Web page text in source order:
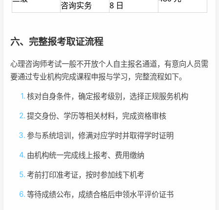
咨询实务 8 日
六、完整报考取证流程
心理咨询师考试一般不开放个人自主报名通道，有意向人员需
要通过专业机构完成课程申报与学习，完整流程如下。
核对自身条件，确定报考级别，选择正规服务机构
提交身份、学历等相关材料，完成资格审核
参与系统培训，修满对应学时并取得学时证明
由机构统一完成线上报考、费用缴纳
考前打印准考证，按时参加线下机考
等待成绩公布，成绩合格后申领水平评价证书